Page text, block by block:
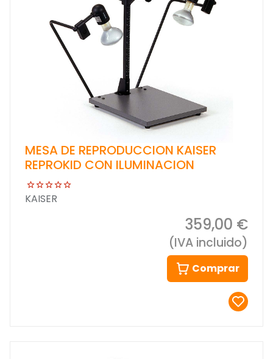
MESA DE REPRODUCCION KAISER
REPROKID CON ILUMINACION
KAISER
359,00 €
(IVA incluido)
Comprar